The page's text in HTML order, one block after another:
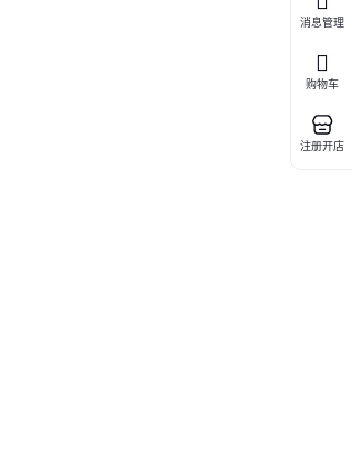
消息管理
购物车
注册开店